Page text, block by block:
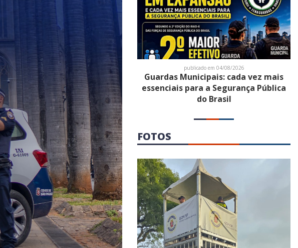
publicado em 04/08/2026
Guardas Municipais: cada vez mais
essenciais para a Segurança Pública
do Brasil
FOTOS